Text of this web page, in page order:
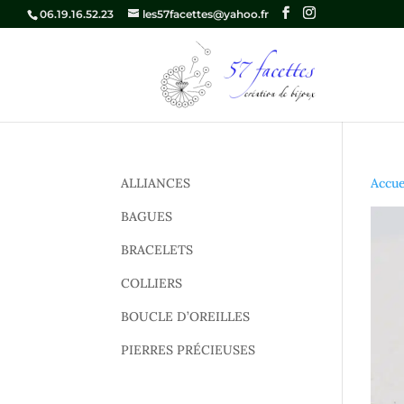
06.19.16.52.23 les57facettes@yahoo.fr
ALLIANCES
BAGUES
BRACELETS
COLLIERS
BOUCLE D’OREILLES
PIERRES PRÉCIEUSES